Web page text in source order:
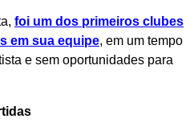
foi um dos primeiros clubes
em sua equipe, em um tempo
e sem oportunidades para